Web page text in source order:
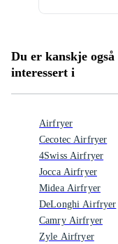
Du er kanskje også
interessert i
Airfryer
Cecotec Airfryer
4Swiss Airfryer
Jocca Airfryer
Midea Airfryer
DeLonghi Airfryer
Camry Airfryer
Zyle Airfryer